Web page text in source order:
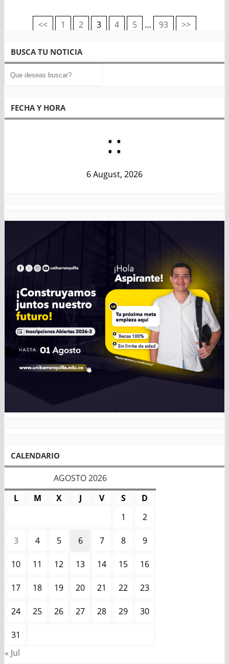
de
entradas
<< 1 2 3 4 5 … 93 >>
BUSCA TU NOTICIA
FECHA Y HORA
::
6 August, 2026
CALENDARIO
AGOSTO 2026
L
M X J V S
D
1
2
3 4 5 6 7 8 9
10 11 12 13 14 15 16
17 18 19 20 21 22 23
24 25 26 27 28 29 30
31
« Jul